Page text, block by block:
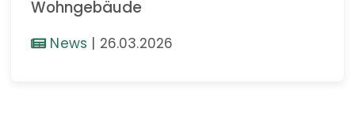
Wohngebäude
News | 26.03.2026